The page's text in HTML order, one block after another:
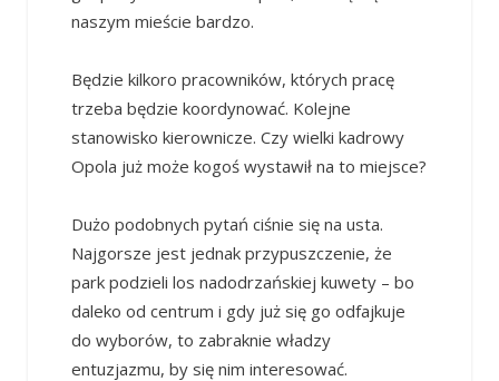
naszym mieście bardzo.
Będzie kilkoro pracowników, których pracę
trzeba będzie koordynować. Kolejne
stanowisko kierownicze. Czy wielki kadrowy
Opola już może kogoś wystawił na to miejsce?
Dużo podobnych pytań ciśnie się na usta.
Najgorsze jest jednak przypuszczenie, że
park podzieli los nadodrzańskiej kuwety – bo
daleko od centrum i gdy już się go odfajkuje
do wyborów, to zabraknie władzy
entuzjazmu, by się nim interesować.